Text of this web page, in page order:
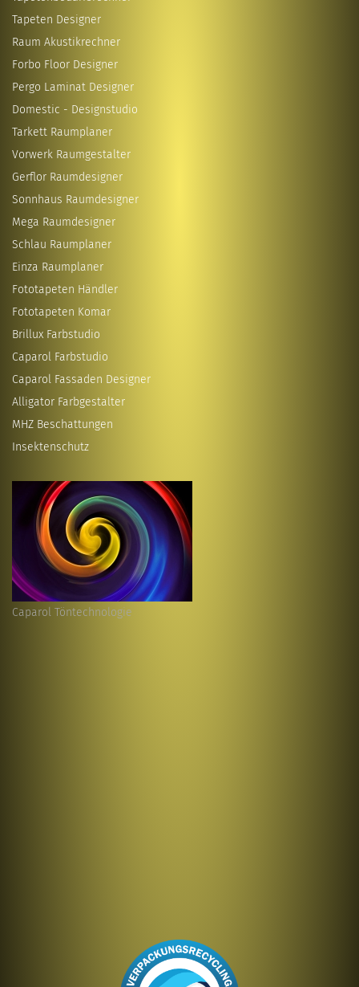
Tapeten Designer
Raum Akustikrechner
Forbo Floor Designer
Pergo Laminat Designer
Domestic - Designstudio
Tarkett Raumplaner
Vorwerk Raumgestalter
Gerflor Raumdesigner
Sonnhaus Raumdesigner
Mega Raumdesigner
Schlau Raumplaner
Einza Raumplaner
Fototapeten Händler
Fototapeten Komar
Brillux Farbstudio
Caparol Farbstudio
Caparol Fassaden Designer
Alligator Farbgestalter
MHZ Beschattungen
Insektenschutz
Caparol Töntechnologie